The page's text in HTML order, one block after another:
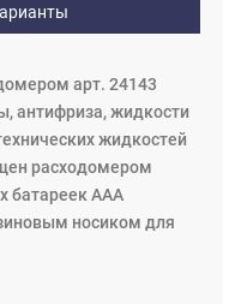
арт. 24143
антифриза, жидкости
жидкостей
расходомером
батареек ААА
носиком для